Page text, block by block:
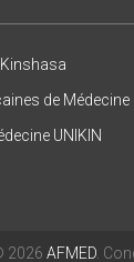
de Médecine
UNIKIN
2026 AFMED.